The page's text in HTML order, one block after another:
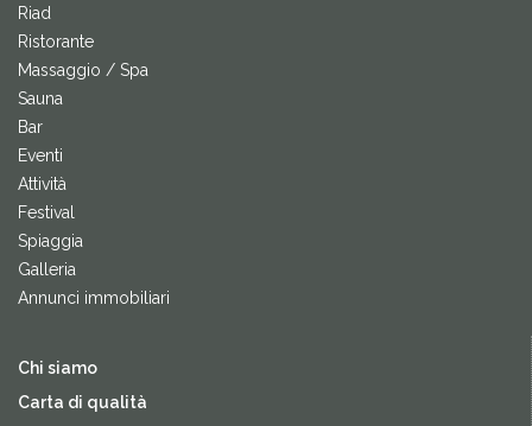
Riad
Ristorante
Massaggio / Spa
Sauna
Bar
Eventi
Attività
Festival
Spiaggia
Galleria
Annunci immobiliari
Chi siamo
Carta di qualità